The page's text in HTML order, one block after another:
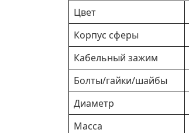
Цвет
Корпус сферы
Кабельный зажим
Болты/гайки/шайбы
Диаметр
Масса